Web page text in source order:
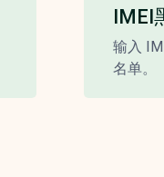
IMEI
输入
名单。